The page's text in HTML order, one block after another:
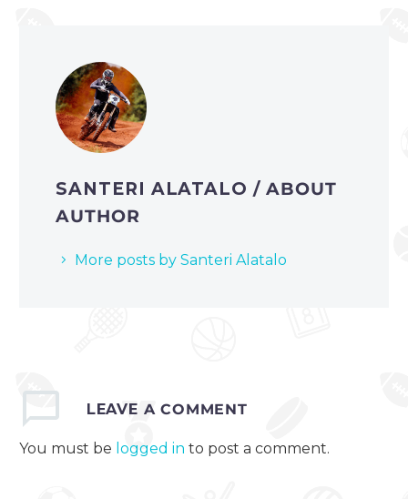
SANTERI ALATALO/ ABOUT
AUTHOR
More posts by Santeri Alatalo
LEAVE A COMMENT
You must be logged in to post a comment.